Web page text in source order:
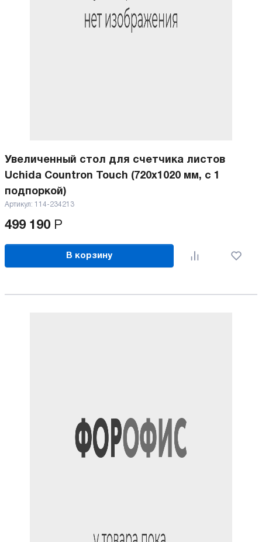
Увеличенный стол для счетчика листов
Uchida Countron Touch (720x1020 мм, с 1
подпоркой)
Артикул: 114-234213
499 190 Р
В корзину